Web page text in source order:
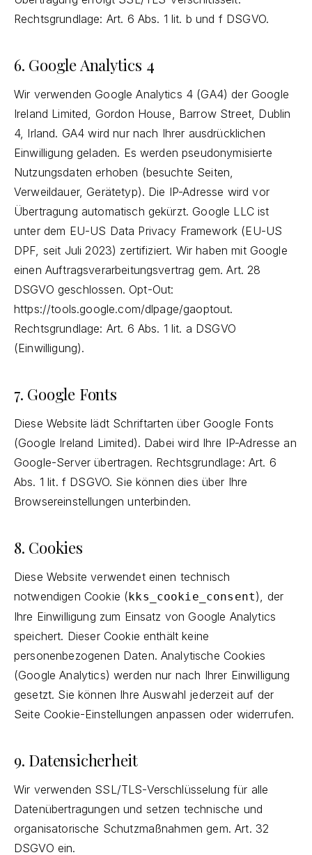
Rechtsgrundlage: Art. 6 Abs. 1 lit. b und f DSGVO.
6. Google Analytics 4
Wir verwenden Google Analytics 4 (GA4) der Google
Ireland Limited, Gordon House, Barrow Street, Dublin
4, Irland. GA4 wird nur nach Ihrer ausdrücklichen
Einwilligung geladen. Es werden pseudonymisierte
Nutzungsdaten erhoben (besuchte Seiten,
Verweildauer, Gerätetyp). Die IP-Adresse wird vor
Übertragung automatisch gekürzt. Google LLC ist
unter dem EU-US Data Privacy Framework (EU-US
DPF, seit Juli 2023) zertifiziert. Wir haben mit Google
einen Auftragsverarbeitungsvertrag gem. Art. 28
DSGVO geschlossen. Opt-Out:
https://tools.google.com/dlpage/gaoptout.
Rechtsgrundlage: Art. 6 Abs. 1 lit. a DSGVO
(Einwilligung).
7. Google Fonts
Diese Website lädt Schriftarten über Google Fonts
(Google Ireland Limited). Dabei wird Ihre IP-Adresse an
Google-Server übertragen. Rechtsgrundlage: Art. 6
Abs. 1 lit. f DSGVO. Sie können dies über Ihre
Browsereinstellungen unterbinden.
8. Cookies
Diese Website verwendet einen technisch
notwendigen Cookie (kks_cookie_consent), der
Ihre Einwilligung zum Einsatz von Google Analytics
speichert. Dieser Cookie enthält keine
personenbezogenen Daten. Analytische Cookies
(Google Analytics) werden nur nach Ihrer Einwilligung
gesetzt. Sie können Ihre Auswahl jederzeit auf der
Seite Cookie-Einstellungen anpassen oder widerrufen.
9. Datensicherheit
Wir verwenden SSL/TLS-Verschlüsselung für alle
Datenübertragungen und setzen technische und
organisatorische Schutzmaßnahmen gem. Art. 32
DSGVO ein.